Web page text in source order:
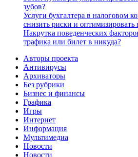
зубов?
Услуги бухгалтера в налоговом
снизить риски и оптимизировать
Накрутка поведенческих
трафика или билет в никуда?
Авторы проекта
Антивирусы
Архиваторы
Без рубрики
Бизнес и финансы
Графика
Игры
Интернет
Информация
Мультимедиа
Новости
Новости